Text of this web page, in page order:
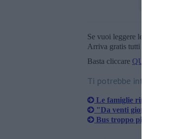
Se vuoi leggere le notizie
Arriva gratis tutti i giorni alle
Basta cliccare QUI
Ti potrebbe interessare
Le famiglie rimaste
"Da venti giorni i
Bus troppo pieno,